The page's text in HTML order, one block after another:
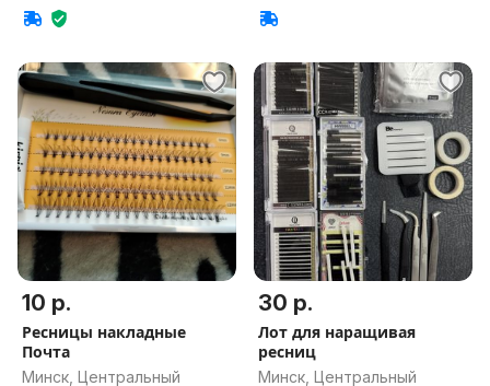
10 р.
Ресницы накладные
Почта
Минск, Центральный
30 р.
Лот для наращивая
ресниц
Минск, Центральный